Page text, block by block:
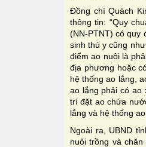
Đồng chí Quách
thông tin: “Quy
(NN-PTNT) có quy
sinh thú y cũng
điểm ao nuôi là
địa phương hoặc
hệ thống ao lắng,
ao lắng phải có ao
trí đặt ao chứa
lắng và hệ thống
Ngoài ra, UBND
nuôi trồng và